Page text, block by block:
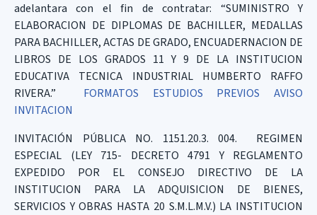
adelantara con el fin de contratar: “SUMINISTRO Y
ELABORACION DE DIPLOMAS DE BACHILLER, MEDALLAS
PARA BACHILLER, ACTAS DE GRADO, ENCUADERNACION DE
LIBROS DE LOS GRADOS 11 Y 9 DE LA INSTITUCION
EDUCATIVA TECNICA INDUSTRIAL HUMBERTO RAFFO
RIVERA.” FORMATOS ESTUDIOS PREVIOS
AVISO
INVITACION
INVITACIÓN PÚBLICA NO. 1151.20.3. 004. REGIMEN
ESPECIAL (LEY 715- DECRETO 4791 Y REGLAMENTO
EXPEDIDO POR EL CONSEJO DIRECTIVO DE LA
INSTITUCION PARA LA ADQUISICION DE BIENES,
SERVICIOS Y OBRAS HASTA 20 S.M.L.M.V.) LA INSTITUCION